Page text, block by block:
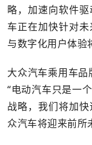
略，加速向软件
车正在加快针对
与数字化用户体验
大众汽车乘用车
“电动汽车只是一
战略，我们将加
众汽车将迎来前所